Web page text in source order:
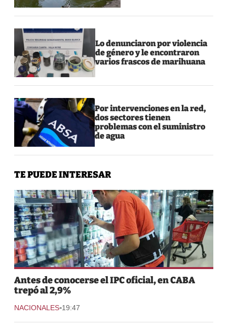
Lo denunciaron por violencia
de género y le encontraron
varios frascos de marihuana
Por intervenciones en la red,
dos sectores tienen
problemas con el suministro
de agua
TE PUEDE INTERESAR
Antes de conocerse el IPC oficial, en CABA
trepó al 2,9%
NACIONALES-19:47